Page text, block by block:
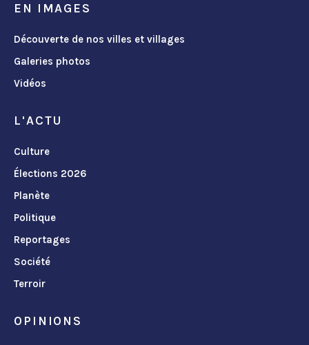
EN IMAGES
Découverte de nos villes et villages
Galeries photos
Vidéos
L'ACTU
Culture
Élections 2026
Planète
Politique
Reportages
Société
Terroir
OPINIONS